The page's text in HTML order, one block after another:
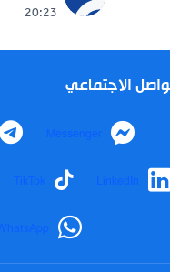
20:23
Messenger
Telegram
TikTok
WhatsApp